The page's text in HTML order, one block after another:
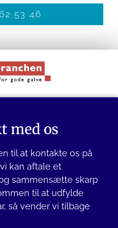
53 46
med os
til at kontakte os på
kan aftale et
sammensætte skarp
til at udfylde
så vender vi tilbage